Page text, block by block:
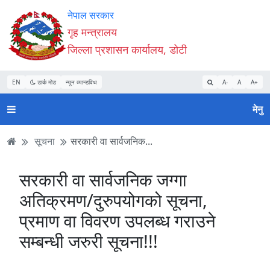
Accessibility
Mode
सुरु
गर्नुहोस्
सामाग्री
पढ्नुहाेस्
नेभिगेसन
पढ्नुहाेस्
वेबसाइट
खोजमा
जानुहोस्
नेपाल सरकार
गृह मन्त्रालय
जिल्ला प्रशासन कार्यालय, डोटी
EN डार्क मोड न्यून व्यान्डविथ A- A A+
मेनु
सूचना सरकारी वा सार्वजनिक...
सरकारी वा सार्वजनिक जग्गा
अतिक्रमण/दुरुपयोगको सूचना,
प्रमाण वा विवरण उपलब्ध गराउने
सम्बन्धी जरुरी सूचना!!!